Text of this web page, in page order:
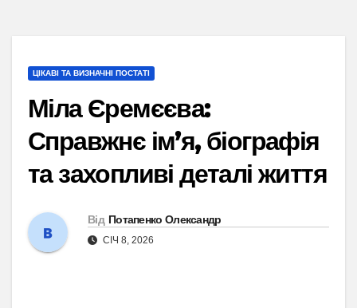
ЦІКАВІ ТА ВИЗНАЧНІ ПОСТАТІ
Міла Єремєєва:
Справжнє ім’я, біографія
та захопливі деталі життя
Від Потапенко Олександр
СІЧ 8, 2026